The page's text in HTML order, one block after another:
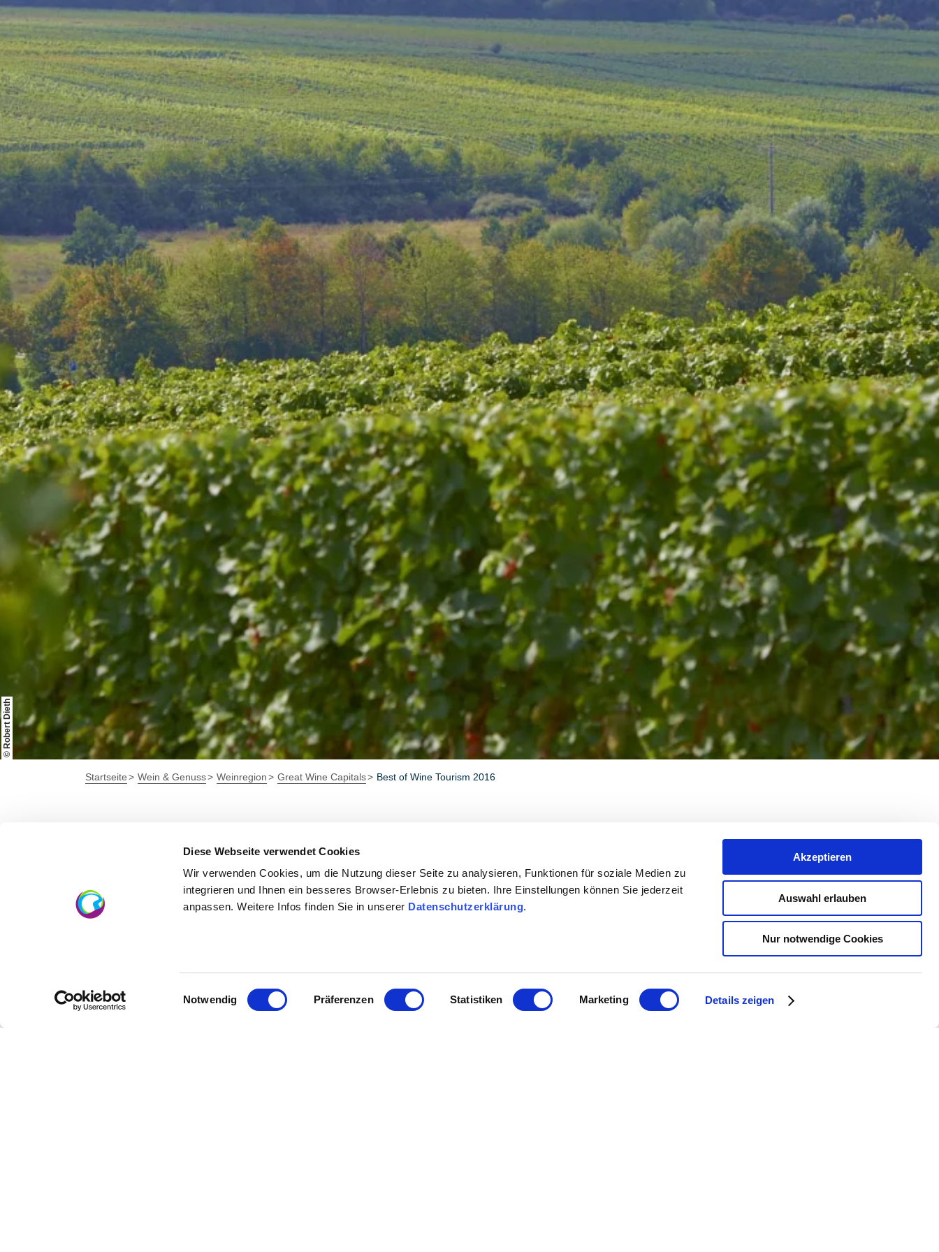
Diese Webseite verwendet Cookies
Wir verwenden Cookies, um die Nutzung dieser Seite zu analysieren, Funktionen für soziale Medien zu
integrieren und Ihnen ein besseres Browser-Erlebnis zu bieten. Ihre Einstellungen können Sie jederzeit
anpassen. Weitere Infos finden Sie in unserer Datenschutzerklärung.
Einwilligungsauswahl
Notwendig Präferenzen Statistiken Marketing Details zeigen
Akzeptieren
Auswahl erlauben
Nur notwendige Cookies
© Robert Dieth
Startseite Wein & Genuss Weinregion Great Wine Capitals Best of Wine Tourism 2016
Weingut Espenhof
Kategorie Weintourismus-Service
Den Preis in der Kategorie Weintourismus Service erhält das Weingut und Weinrestaurant Espenhof in Flonheim. Als einer der rheinhessischen
Vorreiter in Sachen Weintourismus überzeugte der Espenhof mit seinem Konzept der Rundumbetreuung der Gäste durch Kulinarik,